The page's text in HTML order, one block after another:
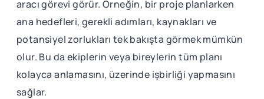
aracı görevi görür. Örneğin, bir proje planlarken
ana hedefleri, gerekli adımları, kaynakları ve
potansiyel zorlukları tek bakışta görmek mümkün
olur. Bu da ekiplerin veya bireylerin tüm planı
kolayca anlamasını, üzerinde işbirliği yapmasını
sağlar.